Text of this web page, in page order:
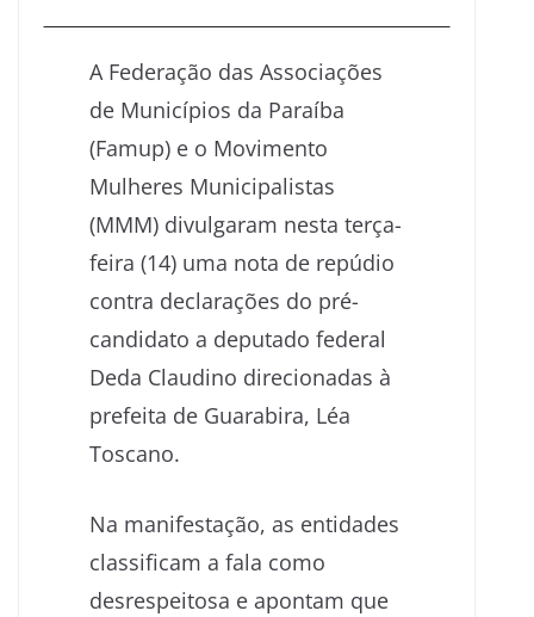
A Federação das Associações
de Municípios da Paraíba
(Famup) e o Movimento
Mulheres Municipalistas
(MMM) divulgaram nesta terça-
feira (14) uma nota de repúdio
contra declarações do pré-
candidato a deputado federal
Deda Claudino direcionadas à
prefeita de Guarabira, Léa
Toscano.
Na manifestação, as entidades
classificam a fala como
desrespeitosa e apontam que